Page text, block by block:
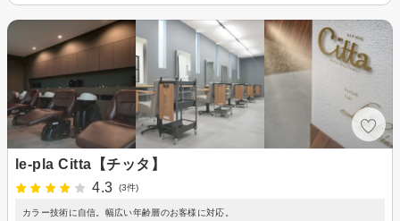
le-pla Citta【チッタ】
4.3
(3件)
カラー技術に自信。幅広い年齢層のお客様に対応。